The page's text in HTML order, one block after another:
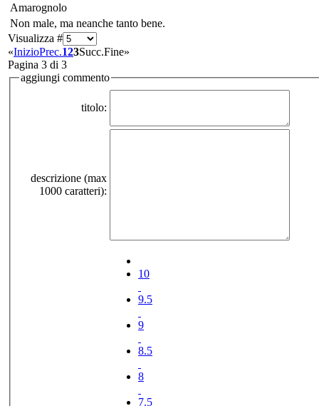
Amarognolo
Non male, ma neanche tanto bene.
Visualizza #
«InizioPrec.123Succ.Fine»
Pagina 3 di 3
aggiungi commento
titolo:
descrizione (max
1000 caratteri):
10
9.5
9
8.5
8
7.5